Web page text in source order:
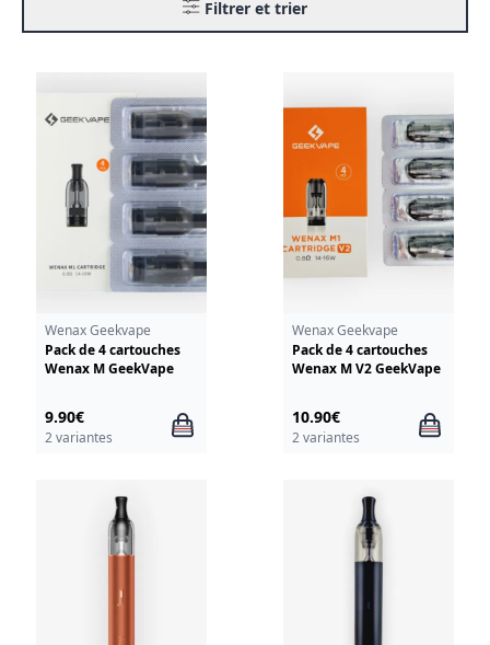
Filtrer et trier
Wenax Geekvape
Pack de 4 cartouches
Wenax M GeekVape
9.90€
2 variantes
Wenax Geekvape
Pack de 4 cartouches
Wenax M V2 GeekVape
10.90€
2 variantes